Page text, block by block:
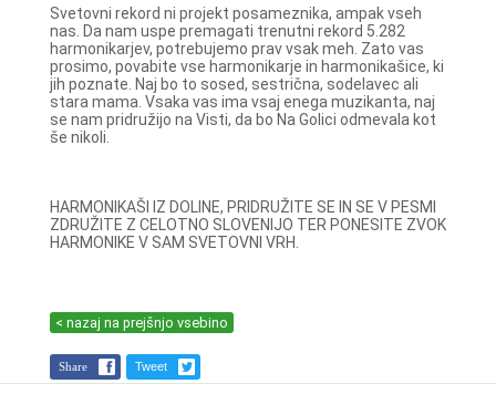
Svetovni rekord ni projekt posameznika, ampak vseh
nas. Da nam uspe premagati trenutni rekord 5.282
harmonikarjev, potrebujemo prav vsak meh. Zato vas
prosimo, povabite vse harmonikarje in harmonikašice, ki
jih poznate. Naj bo to sosed, sestrična, sodelavec ali
stara mama. Vsaka vas ima vsaj enega muzikanta, naj
se nam pridružijo na Visti, da bo Na Golici odmevala kot
še nikoli.
HARMONIKAŠI IZ DOLINE, PRIDRUŽITE SE IN SE V PESMI
ZDRUŽITE Z CELOTNO SLOVENIJO TER PONESITE ZVOK
HARMONIKE V SAM SVETOVNI VRH.
< nazaj na prejšnjo vsebino
Share Tweet